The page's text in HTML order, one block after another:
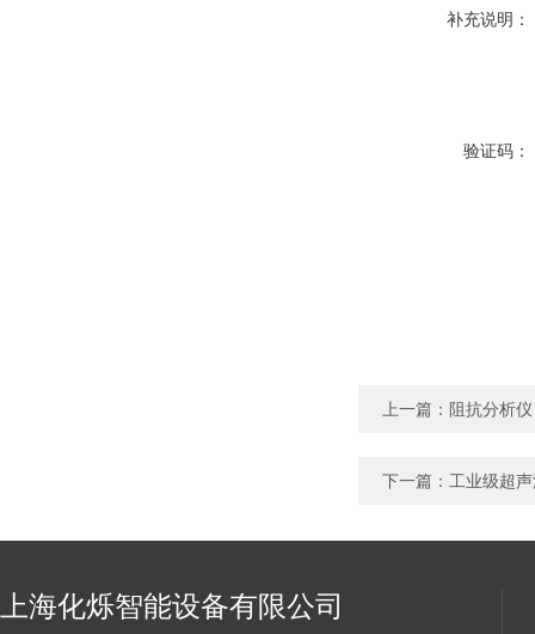
补充说明：
验证码：
上一篇： 阻抗分析仪
下一篇： 工业级超
上海化烁智能设备有限公司